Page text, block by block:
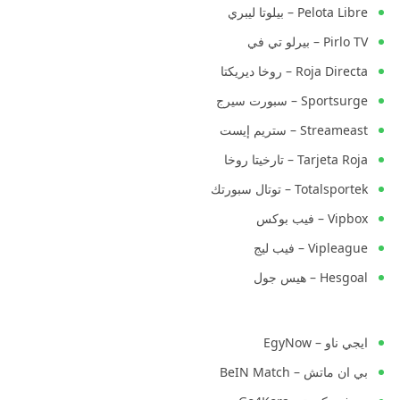
Pelota Libre – بيلوتا ليبري
Pirlo TV – بيرلو تي في
Roja Directa – روخا ديريكتا
Sportsurge – سبورت سيرج
Streameast – ستريم إيست
Tarjeta Roja – تارخيتا روخا
Totalsportek – توتال سبورتك
Vipbox – فيب بوكس
Vipleague – فيب ليج
Hesgoal – هيس جول
ايجي ناو – EgyNow
بي ان ماتش – BeIN Match